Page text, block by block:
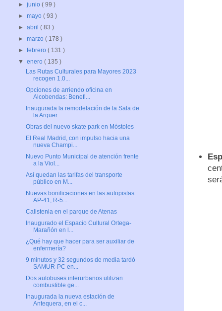
►junio( 99 )
►mayo( 93 )
►abril( 83 )
►marzo( 178 )
►febrero( 131 )
▼enero( 135 )
Las Rutas Culturales para Mayores 2023
recogen 1.0...
Opciones de arriendo oficina en
Alcobendas: Benefi...
Inaugurada la remodelación de la Sala de
la Arquer...
Obras del nuevo skate park en Móstoles
El Real Madrid, con impulso hacia una
nueva Champi...
Nuevo Punto Municipal de atención frente
a la Viol...
Así quedan las tarifas del transporte
público en M...
Nuevas bonificaciones en las autopistas
AP-41, R-5...
Calistenia en el parque de Atenas
Inaugurado el Espacio Cultural Ortega-
Marañón en l...
¿Qué hay que hacer para ser auxiliar de
enfermería?
9 minutos y 32 segundos de media tardó
SAMUR-PC en...
Dos autobuses interurbanos utilizan
combustible ge...
Inaugurada la nueva estación de
Antequera, en el c...